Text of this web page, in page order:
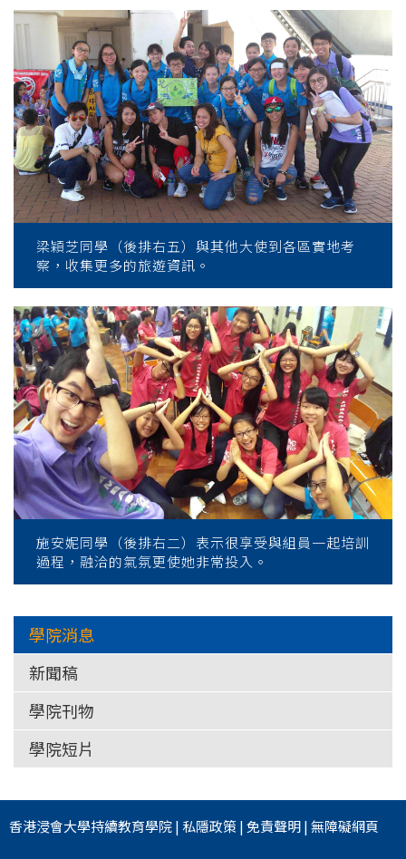
梁穎芝同學（後排右五）與其他大使到各區實地考
察，收集更多的旅遊資訊。
施安妮同學（後排右二）表示很享受與組員一起培訓
過程，融洽的氣氛更使她非常投入。
學院消息
新聞稿
學院刊物
學院短片
香港浸會大學持續教育學院| 私隱政策|免責聲明|無障礙網頁